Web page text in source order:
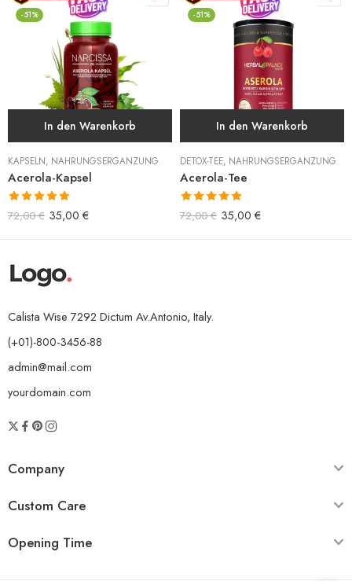
-51%
In den Warenkorb
KAPSELN, NAHRUNGSERGÄNZUNG
Acerola-Kapsel
Bewertet mit
5.00von 5
72,00€ 35,00 €
-51%
In den Warenkorb
DETOX-TEE, NAHRUNGSERGÄNZUNG
Acerola-Tee
Bewertet mit
5.00von 5
72,00€ 35,00 €
Calista Wise 7292 Dictum Av.Antonio, Italy.
(+01)-800-3456-88
admin@mail.com
yourdomain.com
Company
Custom Care
Opening Time